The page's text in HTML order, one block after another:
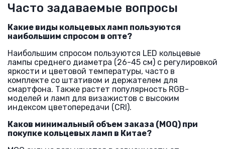
Часто задаваемые вопросы
Какие виды кольцевых ламп пользуются
наибольшим спросом в опте?
Наибольшим спросом пользуются LED кольцевые
лампы среднего диаметра (26-45 см) с регулировкой
яркости и цветовой температуры, часто в
комплекте со штативом и держателем для
смартфона. Также растет популярность RGB-
моделей и ламп для визажистов с высоким
индексом цветопередачи (CRI).
Каков минимальный объем заказа (MOQ) при
покупке кольцевых ламп в Китае?